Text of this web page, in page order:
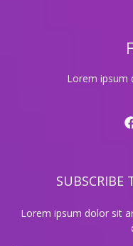
Lorem ipsum
SUBSCRIBE
Lorem ipsum dolor sit